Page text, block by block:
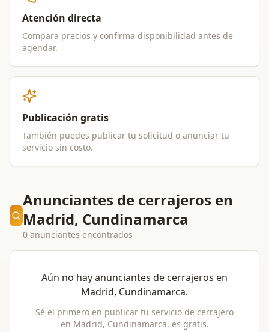
Atención directa
Compara precios y confirma disponibilidad antes de
agendar.
Publicación gratis
También puedes publicar tu solicitud o anunciar tu
servicio sin costo.
Anunciantes de cerrajeros en
Madrid, Cundinamarca
0 anunciantes encontrados
Aún no hay anunciantes de cerrajeros en
Madrid, Cundinamarca.
Sé el primero en publicar tu servicio de cerrajero
en Madrid, Cundinamarca, es gratis.